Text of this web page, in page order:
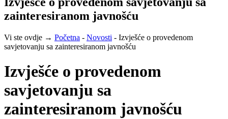
zainteresiranom javnošću
Vi ste ovdje → Početna - Novosti - Izvješće o provedenom
savjetovanju sa zainteresiranom javnošću
Izvješće o provedenom
savjetovanju sa
zainteresiranom javnošću